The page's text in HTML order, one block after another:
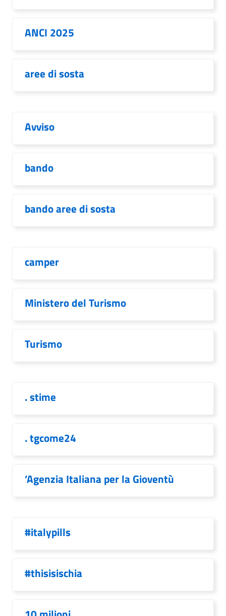
ANCI 2025
aree di sosta
Avviso
bando
bando aree di sosta
camper
Ministero del Turismo
Turismo
. stime
. tgcome24
’Agenzia Italiana per la Gioventù
#italypills
#thisisischia